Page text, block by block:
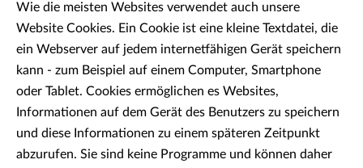
Wie die meisten Websites verwendet auch unsere
Website Cookies. Ein Cookie ist eine kleine Textdatei, die
ein Webserver auf jedem internetfähigen Gerät speichern
kann - zum Beispiel auf einem Computer, Smartphone
oder Tablet. Cookies ermöglichen es Websites,
Informationen auf dem Gerät des Benutzers zu speichern
und diese Informationen zu einem späteren Zeitpunkt
abzurufen. Sie sind keine Programme und können daher